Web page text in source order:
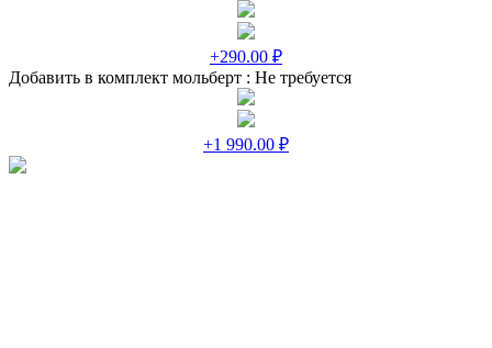
+290.00 ₽
Добавить в комплект мольберт : Не требуется
+1 990.00 ₽